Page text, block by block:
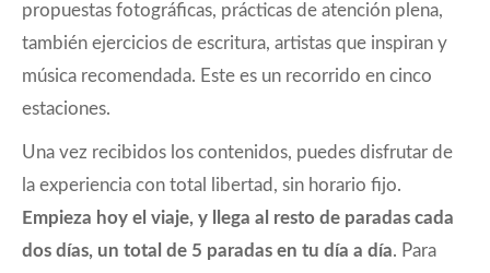
propuestas fotográficas, prácticas de atención plena,
también ejercicios de escritura, artistas que inspiran y
música recomendada. Este es un recorrido en cinco
estaciones.
Una vez recibidos los contenidos, puedes disfrutar de
la experiencia con total libertad, sin horario fijo.
Empieza hoy el viaje, y llega al resto de paradas cada
dos días, un total de 5 paradas en tu día a día. Para